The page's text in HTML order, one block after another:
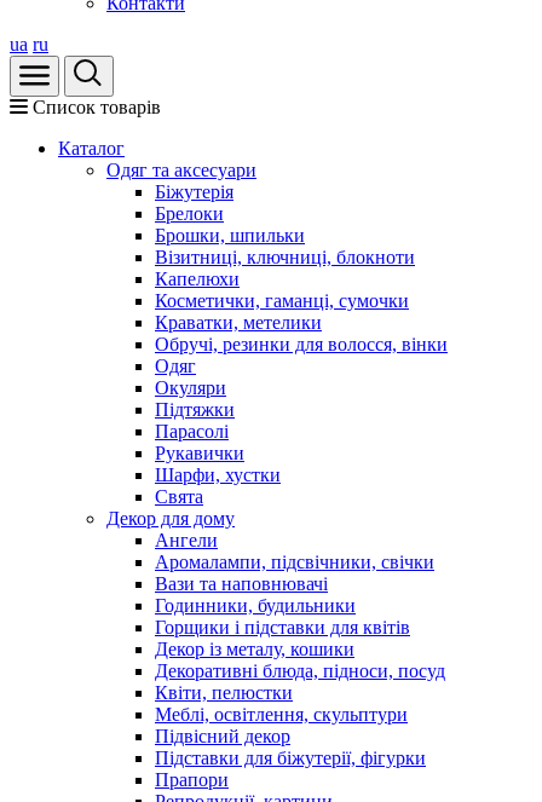
ua ru
Список товарів
Каталог
Oдяг та аксесуари
Біжутерія
Брелоки
Брошки, шпильки
Візитниці, ключниці, блокноти
Капелюхи
Косметички, гаманці, сумочки
Краватки, метелики
Обручі, резинки для волосся, вінки
Одяг
Окуляри
Підтяжки
Парасолі
Рукавички
Шарфи, хустки
Свята
Декор для дому
Ангели
Аромалампи, підсвічники, свічки
Вази та наповнювачі
Годинники, будильники
Горщики і підставки для квітів
Декор із металу, кошики
Декоративні блюда, підноси, посуд
Квіти, пелюстки
Меблі, освітлення, скульптури
Підвісний декор
Підставки для біжутерії, фігурки
Прапори